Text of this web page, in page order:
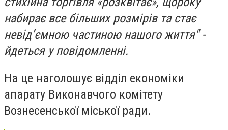
набирає все більших розмірів та стає
невід’ємною частиною нашого життя" -
йдеться у повідомленні.
На це наголошує відділ економіки
апарату Виконавчого комітету
Вознесенської міської ради.